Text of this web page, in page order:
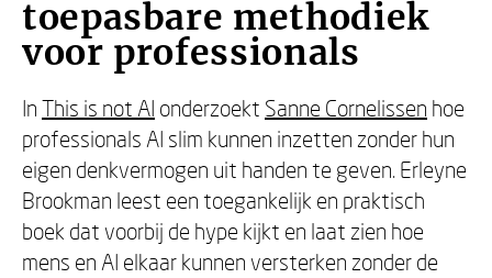
toepasbare methodiek
voor professionals
In This is not AI onderzoekt Sanne Cornelissen hoe
professionals AI slim kunnen inzetten zonder hun
eigen denkvermogen uit handen te geven. Erleyne
Brookman leest een toegankelijk en praktisch
boek dat voorbij de hype kijkt en laat zien hoe
mens en AI elkaar kunnen versterken zonder de